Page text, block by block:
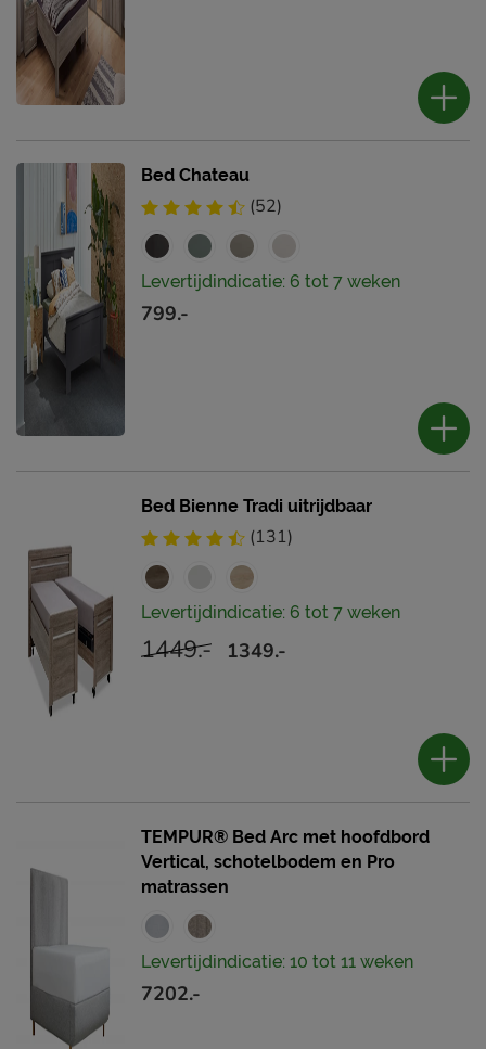
Bed Chateau
(52)
Levertijdindicatie: 6 tot 7 weken
799.-
Bed Bienne Tradi uitrijdbaar
(131)
Levertijdindicatie: 6 tot 7 weken
1449.- 1349.-
TEMPUR® Bed Arc met hoofdbord
Vertical, schotelbodem en Pro
matrassen
Levertijdindicatie: 10 tot 11 weken
7202.-